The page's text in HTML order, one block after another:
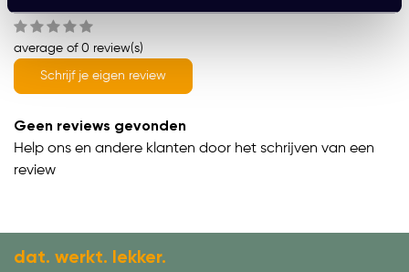
average of 0 review(s)
Schrijf je eigen review
Geen reviews gevonden
Help ons en andere klanten door het schrijven van een
review
dat. werkt. lekker.